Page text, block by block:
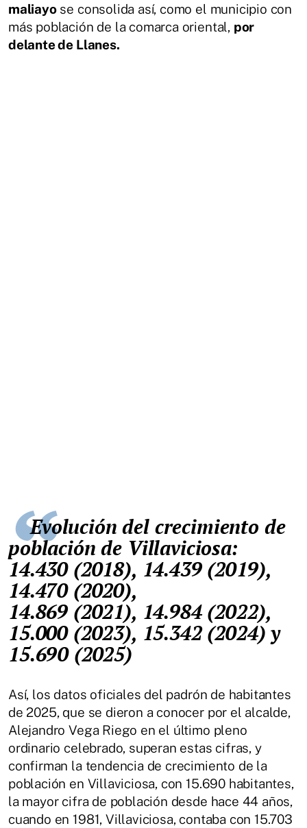
maliayose consolida así, como el municipio con
más población de la comarca oriental, por
delante de Llanes.
Evolución del crecimiento de
población de Villaviciosa:
14.430 (2018), 14.439 (2019),
14.470 (2020),
14.869 (2021), 14.984 (2022),
15.000 (2023), 15.342 (2024) y
15.690 (2025)
Así, los datos oficiales del padrón de habitantes
de 2025, que se dieron a conocer por el alcalde,
Alejandro Vega Riego en el último pleno
ordinario celebrado, superan estas cifras, y
confirman la tendencia de crecimiento de la
población en Villaviciosa, con 15.690 habitantes,
la mayor cifra de población desde hace 44 años,
cuando en 1981, Villaviciosa, contaba con 15.703